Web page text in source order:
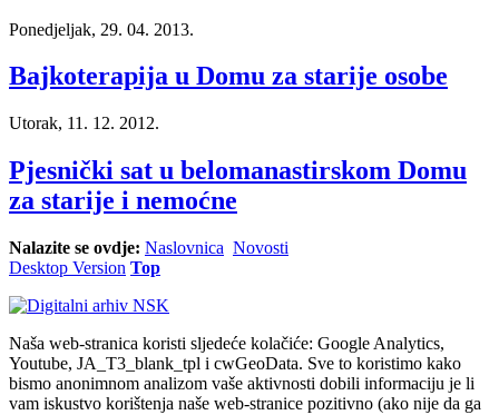
Ponedjeljak, 29. 04. 2013.
Bajkoterapija u Domu za starije osobe
Utorak, 11. 12. 2012.
Pjesnički sat u belomanastirskom Domu
za starije i nemoćne
Nalazite se ovdje: Naslovnica Novosti
Desktop Version Top
Naša web-stranica koristi sljedeće kolačiće: Google Analytics,
Youtube, JA_T3_blank_tpl i cwGeoData. Sve to koristimo kako
bismo anonimnom analizom vaše aktivnosti dobili informaciju je li
vam iskustvo korištenja naše web-stranice pozitivno (ako nije da ga